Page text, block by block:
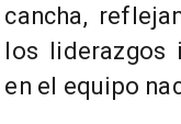
cancha,
los liderazgos
en el equipo